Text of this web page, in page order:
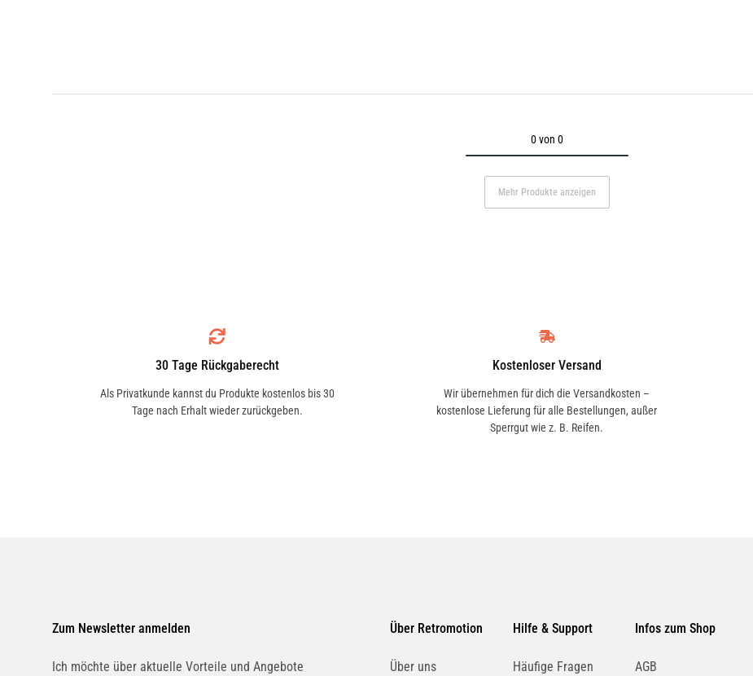
0 von 0
Mehr Produkte anzeigen
30 Tage Rückgaberecht
Als Privatkunde kannst du Produkte kostenlos bis 30
Tage nach Erhalt wieder zurückgeben.
Kostenloser Versand
Wir übernehmen für dich die Versandkosten –
kostenlose Lieferung für alle Bestellungen, außer
Sperrgut wie z. B. Reifen.
Zum Newsletter anmelden
Ich möchte über aktuelle Vorteile und Angebote
Über Retromotion
Über uns
Hilfe & Support
Häufige Fragen
Infos zum Shop
AGB